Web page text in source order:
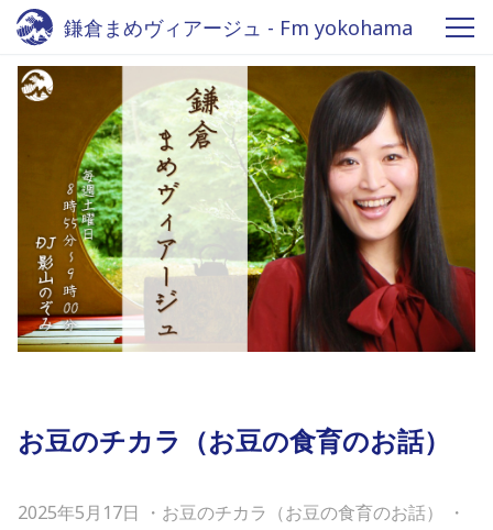
鎌倉まめヴィアージュ - Fm yokohama
お豆のチカラ（お豆の食育のお話）
2025年5月17日 ・ お豆のチカラ（お豆の食育のお話）
・